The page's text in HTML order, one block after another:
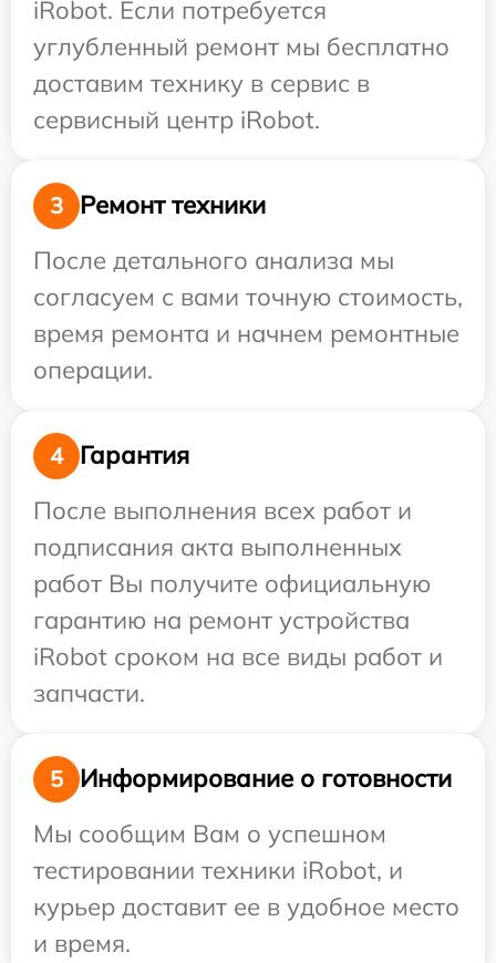
iRobot. Если потребуется
углубленный ремонт мы бесплатно
доставим технику в сервис в
сервисный центр iRobot.
3
Ремонт техники
После детального анализа мы
согласуем с вами точную стоимость,
время ремонта и начнем ремонтные
операции.
4
Гарантия
После выполнения всех работ и
подписания акта выполненных
работ Вы получите официальную
гарантию на ремонт устройства
iRobot сроком на все виды работ и
запчасти.
5
Информирование о готовности
Мы сообщим Вам о успешном
тестировании техники iRobot, и
курьер доставит ее в удобное место
и время.